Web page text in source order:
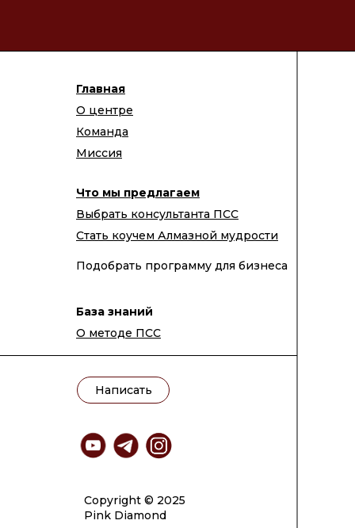
Copyright © 2025
Pink Diamond
Главная
О центре
Команда
Миссия
Написать
Что мы предлагаем
Выбрать консультанта ПСС
Стать коучем Алмазной мудрости
Подобрать программу для бизнеса
База знаний
О методе ПСС